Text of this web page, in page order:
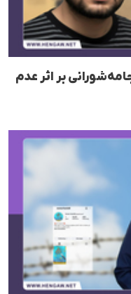
بر اثر عدم